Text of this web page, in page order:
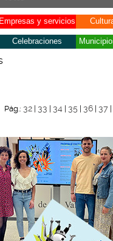
Empresas y servicios
Celebraciones
Pág.: 32 33 34 35 36 37